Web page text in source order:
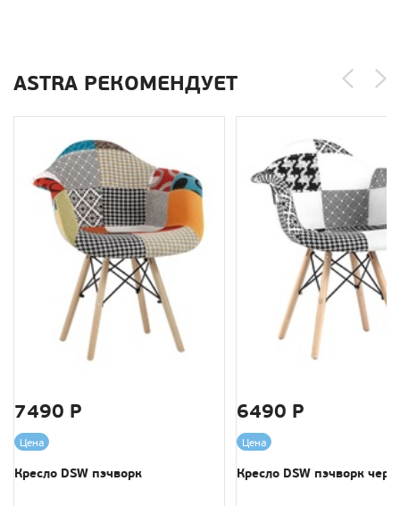
ASTRA РЕКОМЕНДУЕТ
7490 Р
Цена
Кресло DSW пэчворк
6490 Р
Цена
Кресло DSW пэчворк